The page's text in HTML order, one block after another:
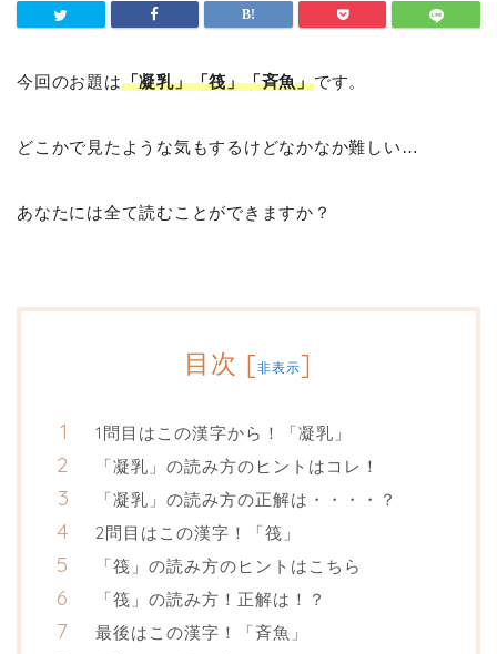
今回のお題は「凝乳」「筏」「斉魚」です。
どこかで見たような気もするけどなかなか難しい…
あなたには全て読むことができますか？
目次 [非表示]
1問目はこの漢字から！「凝乳」
「凝乳」の読み方のヒントはコレ！
「凝乳」の読み方の正解は・・・・？
2問目はこの漢字！「筏」
「筏」の読み方のヒントはこちら
「筏」の読み方！正解は！？
最後はこの漢字！「斉魚」